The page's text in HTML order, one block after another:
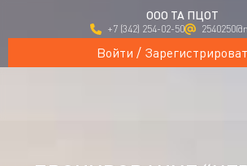
ООО ТА ПЦОТ
+7 (342) 254-02-50
Войти /